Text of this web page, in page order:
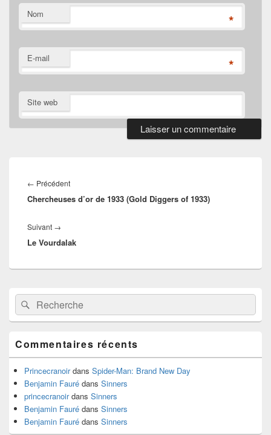
Nom *
E-mail *
Site web
de
l’article
← PrécédentArticle
précédent :
Chercheuses d’or de 1933 (Gold Diggers of 1933)
Suivant →
suivant :
Le Vourdalak
Zone
principale
de
widget
barre
latérale
Recherche :Rechercher
Commentaires récents
Princecranoirdans Spider-Man: Brand New Day
Benjamin Fauré dans Sinners
princecranoirdans Sinners
Benjamin Fauré dans Sinners
Benjamin Fauré dans Sinners